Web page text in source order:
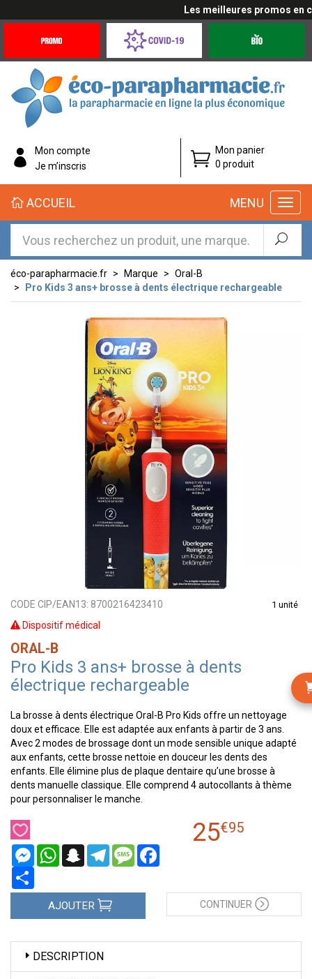
Les meilleures promos en
Offres
Coronavirus
éco-
parapharmacie.fr
éco-
parapharmacie.fr
Mon compte
Je m’inscris
Mon panier
0 produit
MENU
ACCUEIL
éco-parapharmacie.fr Marque
Oral-B
Pro Kids 3 ans+ brosse à dents électrique rechargeable
CODE CIP/EAN13: 8700216423410 1 unité
Dispositif médical
ORAL-B
Pro Kids 3 ans+ brosse à dents
électrique rechargeable
La brosse à dents électrique Oral-B Pro Kids offre un nettoyage
doux et efficace. Elle est adaptée aux enfants à partir de 3 ans.
Avec 2 modes de brossage dont un mode sensible unique adapté
aux enfants, cette brosse nettoie en douceur les dents des
enfants. Elle élimine plus de plaque dentaire qu’une brosse à
dents manuelle classique. Elle comprend 4 autocollants à thème
pour personnaliser le manche.
MessengerWhatsAppSnapchatTelegramMessage
25€95
AJOUTER CONTINUER
DESCRIPTION